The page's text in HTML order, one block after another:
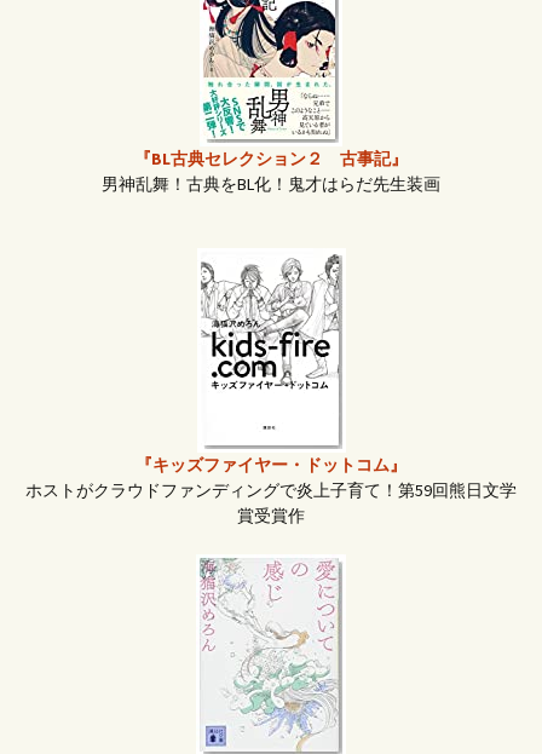
『BL古典セレクション２ 古事記』
男神乱舞！古典をBL化！鬼才はらだ先生装画
『キッズファイヤー・ドットコム』
ホストがクラウドファンディングで炎上子育て！第59回熊日文学
賞受賞作